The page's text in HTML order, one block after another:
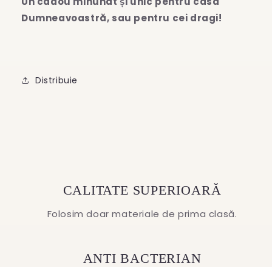
Dumneavoastră, sau pentru cei dragi!
Distribuie
CALITATE SUPERIOARĂ
Folosim doar materiale de prima clasă.
ANTI BACTERIAN